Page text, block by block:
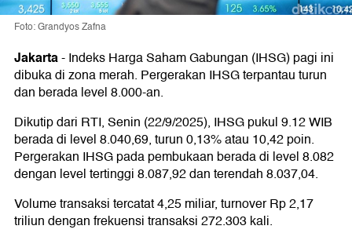
Foto: Grandyos Zafna
Jakarta-Indeks Harga Saham Gabungan (IHSG) pagi ini
dibuka di zona merah. Pergerakan IHSG terpantau turun
dan berada level 8.000-an.
Dikutip dari RTI, Senin (22/9/2025), IHSG pukul 9.12 WIB
berada di level 8.040,69, turun 0,13% atau 10,42 poin.
Pergerakan IHSG pada pembukaan berada di level 8.082
dengan level tertinggi 8.087,92 dan terendah 8.037,04.
Volume transaksi tercatat 4,25 miliar, turnover Rp 2,17
triliun dengan frekuensi transaksi 272.303 kali.